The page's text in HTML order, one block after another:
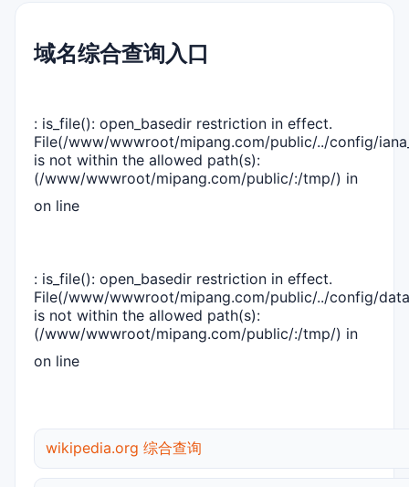
域名综合查询入口
: is_file(): open_basedir restriction in effect.
File(/www/wwwroot/mipang.com/public/../config/
is not within the allowed path(s):
(/www/wwwroot/mipang.com/public/:/tmp/) in
on line
: is_file(): open_basedir restriction in effect.
File(/www/wwwroot/mipang.com/public/../config/
is not within the allowed path(s):
(/www/wwwroot/mipang.com/public/:/tmp/) in
on line
wikipedia.org 综合查询